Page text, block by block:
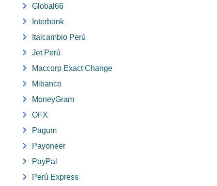
Global66
Interbank
Italcambio Perú
Jet Perú
Maccorp Exact Change
Mibanco
MoneyGram
OFX
Pagum
Payoneer
PayPal
Perú Express